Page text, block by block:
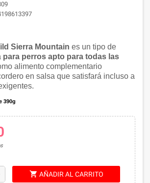
Sierra Mountain es un tipo de
para perros apto para todas las
alimento complementario
en salsa que satisfará incluso a
390g
shopping_cart AÑADIR AL CARRITO